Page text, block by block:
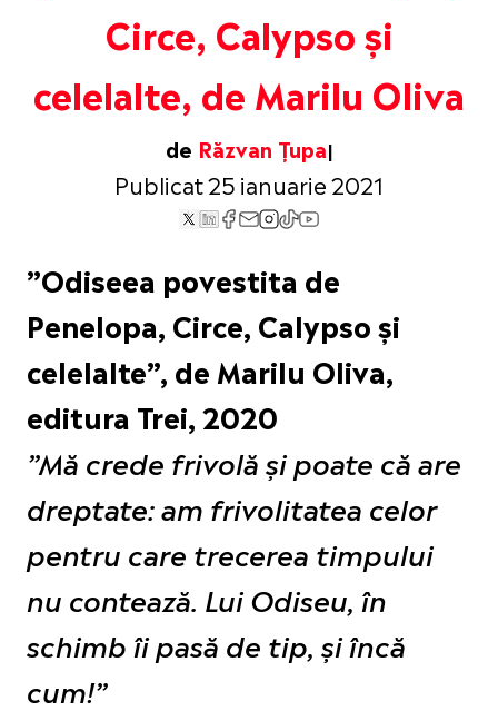
Circe, Calypso și
celelalte, de Marilu Oliva
de Răzvan Țupa
Publicat 25 ianuarie 2021
”Odiseea povestita de
Penelopa, Circe, Calypso și
celelalte”, de Marilu Oliva,
editura Trei, 2020
”Mă crede frivolă și poate că are
dreptate: am frivolitatea celor
pentru care trecerea timpului
nu contează. Lui Odiseu, în
schimb îi pasă de tip, și încă
cum!”